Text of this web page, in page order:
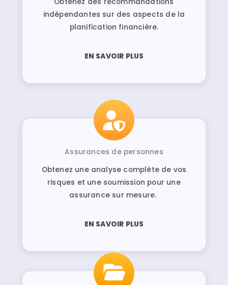
indépendantes sur des aspects de la
planification financière.
EN SAVOIR PLUS
Assurances de personnes
Obtenez une analyse complète de vos
risques et une soumission pour une
assurance sur mesure.
EN SAVOIR PLUS